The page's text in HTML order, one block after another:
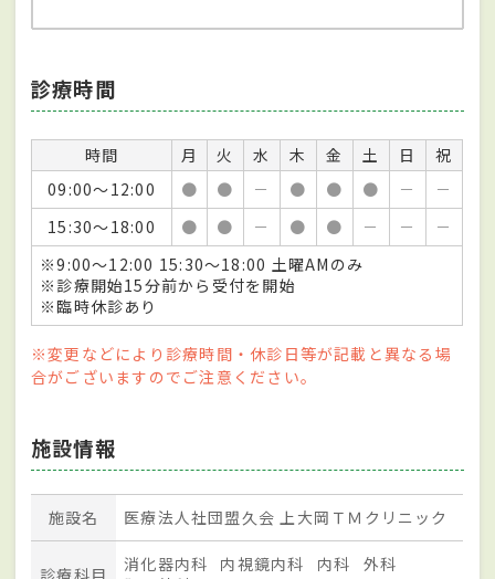
診療時間
時間 月 火 水 木 金 土 日
祝
09:00～12:00
● ● － ● ● ● －
－
15:30～18:00
● ● － ● ● － －
－
※9:00～12:00 15:30～18:00 土曜AMのみ
※診療開始15分前から受付を開始
※臨時休診あり
※変更などにより診療時間・休診日等が記載と異なる場
合がございますのでご注意ください。
施設情報
施設名 医療法人社団盟久会 上大岡ＴＭクリニック
消化器内科 内視鏡内科 内科
外科